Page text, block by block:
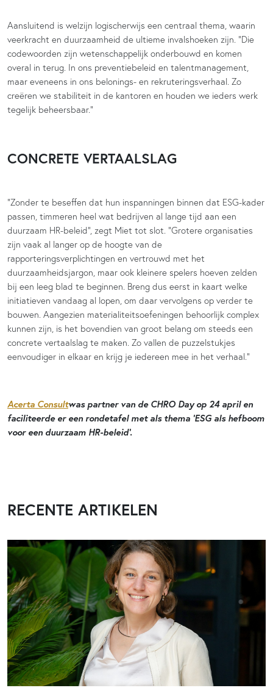
Aansluitend is welzijn logischerwijs een centraal thema, waarin
veerkracht en duurzaamheid de ultieme invalshoeken zijn. “Die
codewoorden zijn wetenschappelijk onderbouwd en komen
overal in terug. In ons preventiebeleid en talentmanagement,
maar eveneens in ons belonings- en rekruteringsverhaal. Zo
creëren we stabiliteit in de kantoren en houden we ieders werk
tegelijk beheersbaar.”
CONCRETE VERTAALSLAG
“Zonder te beseffen dat hun inspanningen binnen dat ESG-kader
passen, timmeren heel wat bedrijven al lange tijd aan een
duurzaam HR-beleid”, zegt Miet tot slot. “Grotere organisaties
zijn vaak al langer op de hoogte van de
rapporteringsverplichtingen en vertrouwd met het
duurzaamheidsjargon, maar ook kleinere spelers hoeven zelden
bij een leeg blad te beginnen. Breng dus eerst in kaart welke
initiatieven vandaag al lopen, om daar vervolgens op verder te
bouwen. Aangezien materialiteitsoefeningen behoorlijk complex
kunnen zijn, is het bovendien van groot belang om steeds een
concrete vertaalslag te maken. Zo vallen de puzzelstukjes
eenvoudiger in elkaar en krijg je iedereen mee in het verhaal.”
Acerta Consultwas partner van de CHRO Day op 24 april en
faciliteerde er een rondetafel met als thema ‘ESG als hefboom
voor een duurzaam HR-beleid’.
RECENTE ARTIKELEN